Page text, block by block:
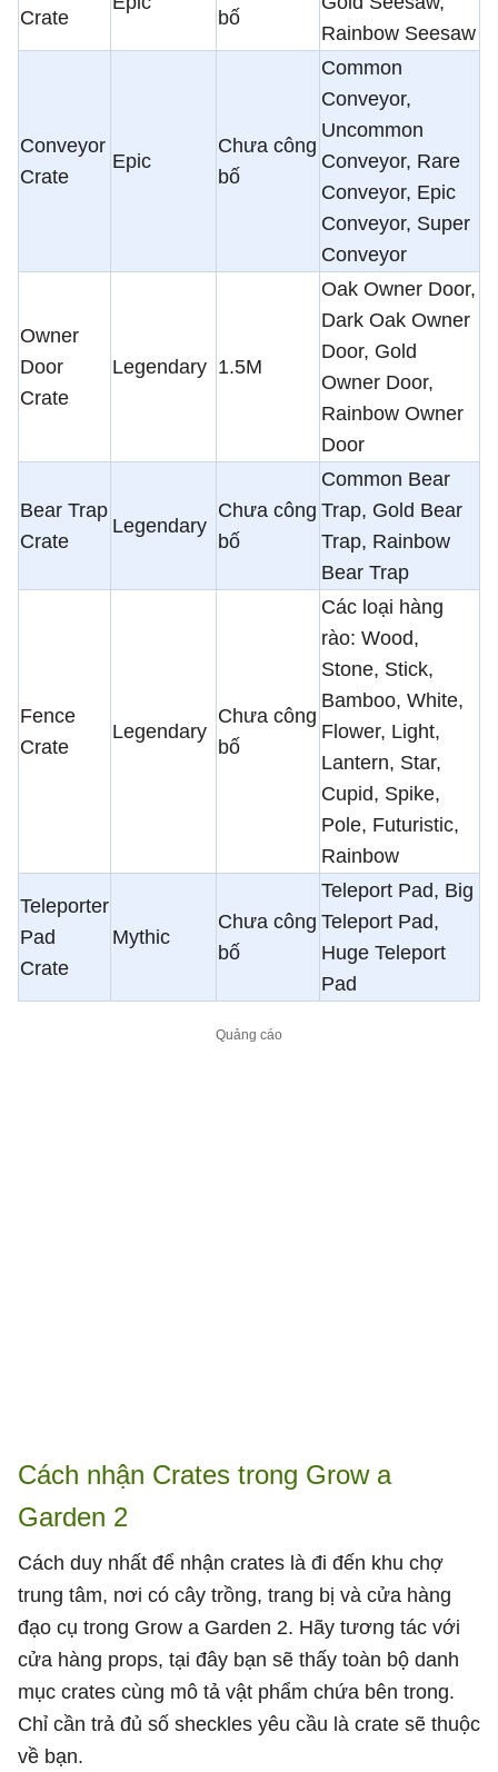
Crate bố
Rainbow Seesaw
Conveyor
Crate
Epic
Chưa công
bố
Common
Conveyor,
Uncommon
Conveyor, Rare
Conveyor, Epic
Conveyor, Super
Conveyor
Owner
Door
Crate
Legendary 1.5M
Oak Owner Door,
Dark Oak Owner
Door, Gold
Owner Door,
Rainbow Owner
Door
Bear Trap
Crate
Legendary
Chưa công
bố
Common Bear
Trap, Gold Bear
Trap, Rainbow
Bear Trap
Fence
Crate
Legendary
Chưa công
bố
Các loại hàng
rào: Wood,
Stone, Stick,
Bamboo, White,
Flower, Light,
Lantern, Star,
Cupid, Spike,
Pole, Futuristic,
Rainbow
Teleporter
Pad
Crate
Mythic
Chưa công
bố
Teleport Pad, Big
Teleport Pad,
Huge Teleport
Pad
Cách nhận Crates trong Grow a
Garden 2
Cách duy nhất để nhận crates là đi đến khu chợ
trung tâm, nơi có cây trồng, trang bị và cửa hàng
đạo cụ trong Grow a Garden 2. Hãy tương tác với
cửa hàng props, tại đây bạn sẽ thấy toàn bộ danh
mục crates cùng mô tả vật phẩm chứa bên trong.
Chỉ cần trả đủ số sheckles yêu cầu là crate sẽ thuộc
về bạn.